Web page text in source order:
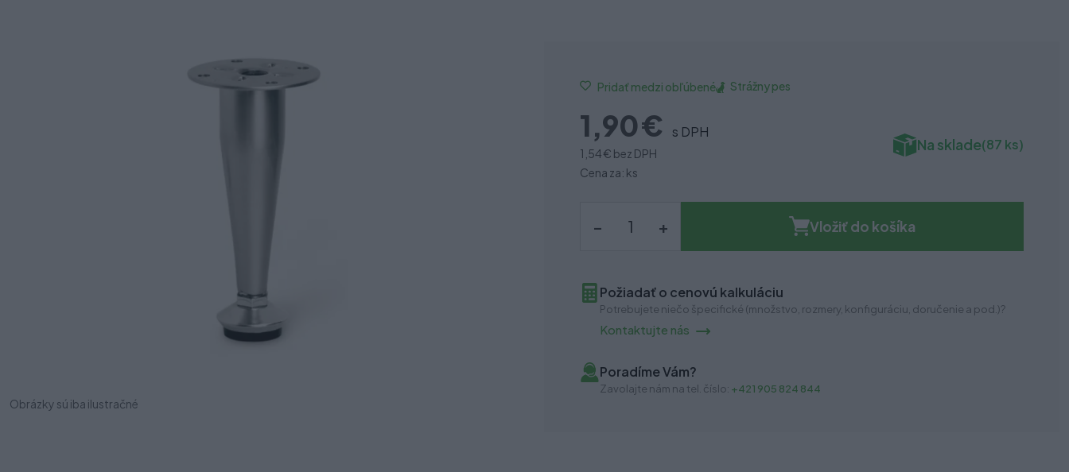
Obrázky sú iba ilustračné
Pridať medzi obľúbené Strážny pes
1,90 € s DPH
1,54 € bez DPH
Cena za: ks
Na sklade(87 ks)
– + Vložiť do košíka
Požiadať o cenovú kalkuláciu
Potrebujete niečo špecifické (množstvo, rozmery, konfiguráciu, doručenie a pod.)?
Kontaktujte nás
Poradíme Vám?
Zavolajte nám na tel. číslo: +421 905 824 844